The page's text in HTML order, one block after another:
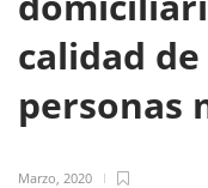
calidad
personas
Marzo, 2020